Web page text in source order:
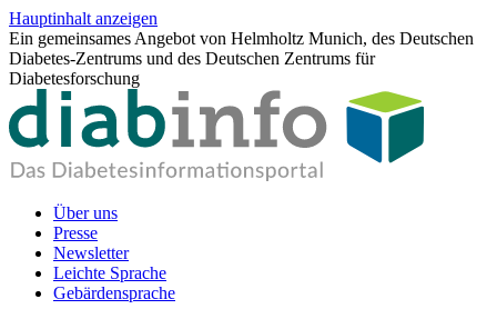
Hauptinhalt anzeigen
Ein gemeinsames Angebot von Helmholtz Munich, des Deutschen
Diabetes-Zentrums und des Deutschen Zentrums für
Diabetesforschung
Über uns
Presse
Newsletter
Leichte Sprache
Gebärdensprache